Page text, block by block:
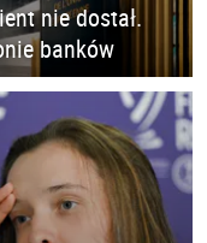
nie dostał.
banków